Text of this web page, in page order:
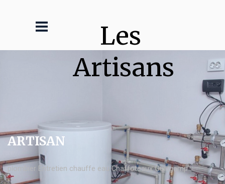
Les
Artisans
ARTISAN
plombier Entretien chauffe eau Chaffoteaux Guingamp